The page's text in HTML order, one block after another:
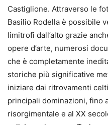
Castiglione. Attraverso le
Basilio Rodella è possibile
limitrofi dall’alto grazie
opere d’arte, numerosi
che è completamente
storiche più significative
iniziare dai ritrovamenti
principali dominazioni, fino
risorgimentale e al XX